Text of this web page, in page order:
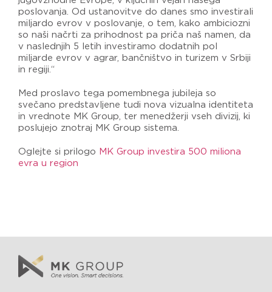
poslovanja. Od ustanovitve do danes smo investirali
miljardo evrov v poslovanje, o tem, kako ambiciozni
so naši načrti za prihodnost pa priča naš namen, da
v naslednjih 5 letih investiramo dodatnih pol
miljarde evrov v agrar, bančništvo in turizem v Srbiji
in regiji.“
Med proslavo tega pomembnega jubileja so
svečano predstavljene tudi nova vizualna identiteta
in vrednote MK Group, ter menedžerji vseh divizij, ki
poslujejo znotraj MK Group sistema.
Oglejte si prilogo MK Group investira 500 miliona
evra u region